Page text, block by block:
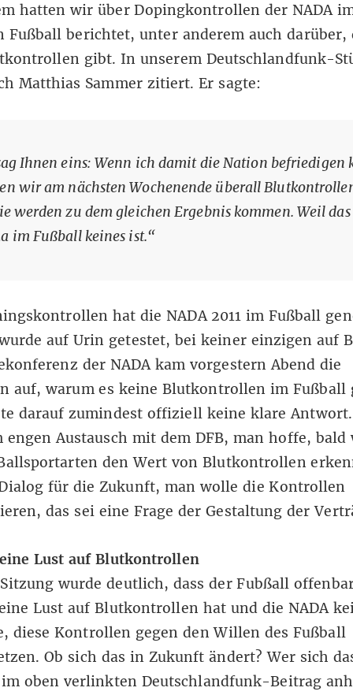
hatten wir über Dopingkontrollen der NADA
Fußball berichtet, unter anderem auch darüber,
gibt. In unserem Deutschlandfunk-
Matthias Sammer zitiert. Er sagte:
Ihnen eins: Wenn ich damit die Nation befriedigen
wir am nächsten Wochenende überall
werden zu dem gleichen Ergebnis kommen. Weil das
im Fußball keines ist.“
hat die NADA 2011 im Fußball
auf Urin getestet, bei keiner einzigen auf
der NADA kam vorgestern Abend die
auf, warum es keine Blutkontrollen im Fußball
darauf zumindest offiziell keine klare
engen Austausch mit dem DFB, man hoffe, bald
den Wert von Blutkontrollen
für die Zukunft, man wolle die Kontrollen
das sei eine Frage der Gestaltung der
Lust auf Blutkontrollen
wurde deutlich, dass der Fubßall
Lust auf Blutkontrollen hat und die NADA
diese Kontrollen gegen den Willen des Fußball
Ob sich das in Zukunft ändert? Wer sich
im oben verlinkten Deutschlandfunk-Beitrag